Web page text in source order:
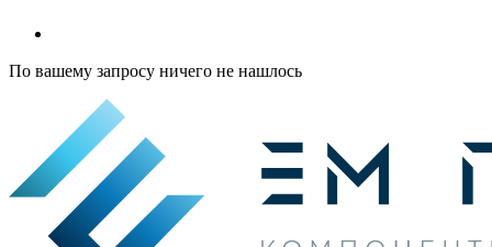
По вашему запросу ничего не нашлось